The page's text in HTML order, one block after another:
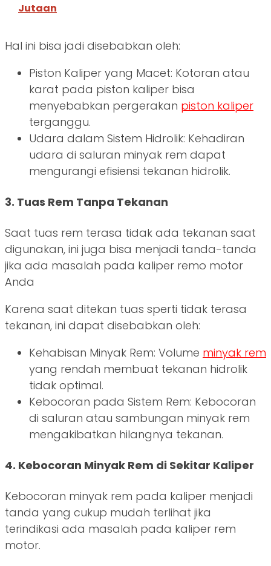
Jutaan
Hal ini bisa jadi disebabkan oleh:
Piston Kaliper yang Macet: Kotoran atau
karat pada piston kaliper bisa
menyebabkan pergerakan piston kaliper
terganggu.
Udara dalam Sistem Hidrolik: Kehadiran
udara di saluran minyak rem dapat
mengurangi efisiensi tekanan hidrolik.
3. Tuas Rem Tanpa Tekanan
Saat tuas rem terasa tidak ada tekanan saat
digunakan, ini juga bisa menjadi tanda-tanda
jika ada masalah pada kaliper remo motor
Anda
Karena saat ditekan tuas sperti tidak terasa
tekanan, ini dapat disebabkan oleh:
Kehabisan Minyak Rem: Volume minyak rem
yang rendah membuat tekanan hidrolik
tidak optimal.
Kebocoran pada Sistem Rem: Kebocoran
di saluran atau sambungan minyak rem
mengakibatkan hilangnya tekanan.
4. Kebocoran Minyak Rem di Sekitar Kaliper
Kebocoran minyak rem pada kaliper menjadi
tanda yang cukup mudah terlihat jika
terindikasi ada masalah pada kaliper rem
motor.